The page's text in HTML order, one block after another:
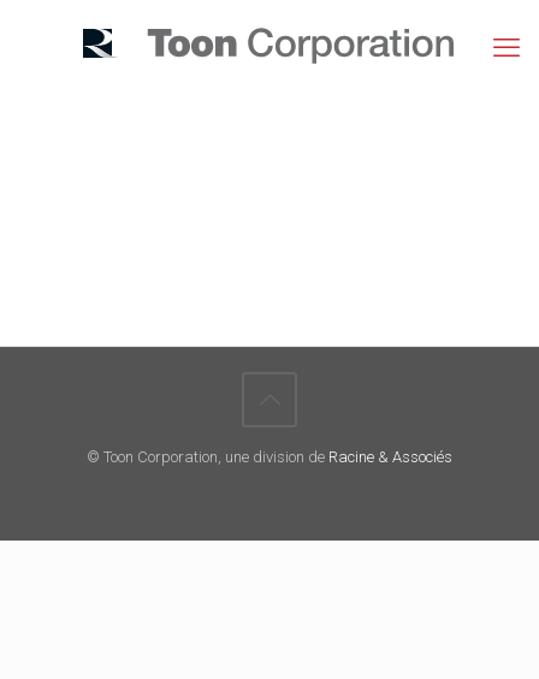
© Toon Corporation, une division de Racine & Associés